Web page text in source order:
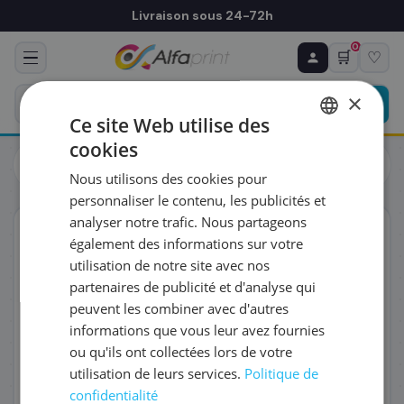
Livraison sous 24-72h
🛒
0
♡
Cartouches
Epson
haute capacité, 1 000 pages
ORIGINAL
♻ COMMANDE RÉCURRENTE
Prévoyez & économisez
Programmez votre prochain achat — notre équipe
vous prépare un devis personnalisé
RÉFÉRENCE DU PRODUIT
FRÉQUENCE
QUANTITÉ PAR LIVRAISON
DATE DE PREMIÈRE LIVRAISON SOUHAITÉE
×
Ce site Web utilise des
cookies
Nous utilisons des cookies pour
personnaliser le contenu, les publicités et
analyser notre trafic. Nous partageons
également des informations sur votre
utilisation de notre site avec nos
partenaires de publicité et d'analyse qui
peuvent les combiner avec d'autres
informations que vous leur avez fournies
ou qu'ils ont collectées lors de votre
utilisation de leurs services. Politique de
confidentialité